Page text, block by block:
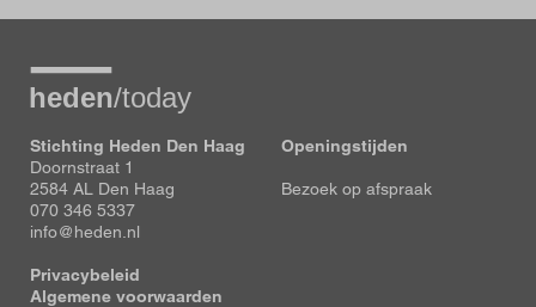
Stichting Heden Den Haag
Doornstraat 1
2584 AL Den Haag
070 346 5337
info@heden.nl
Privacybeleid
Algemene voorwaarden
Openingstijden
Bezoek op afspraak